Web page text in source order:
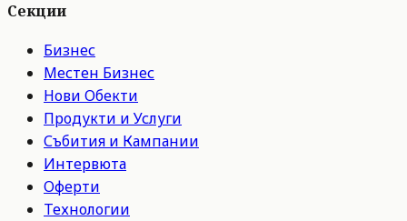
Секции
Бизнес
Местен Бизнес
Нови Обекти
Продукти и Услуги
Събития и Кампании
Интервюта
Оферти
Технологии